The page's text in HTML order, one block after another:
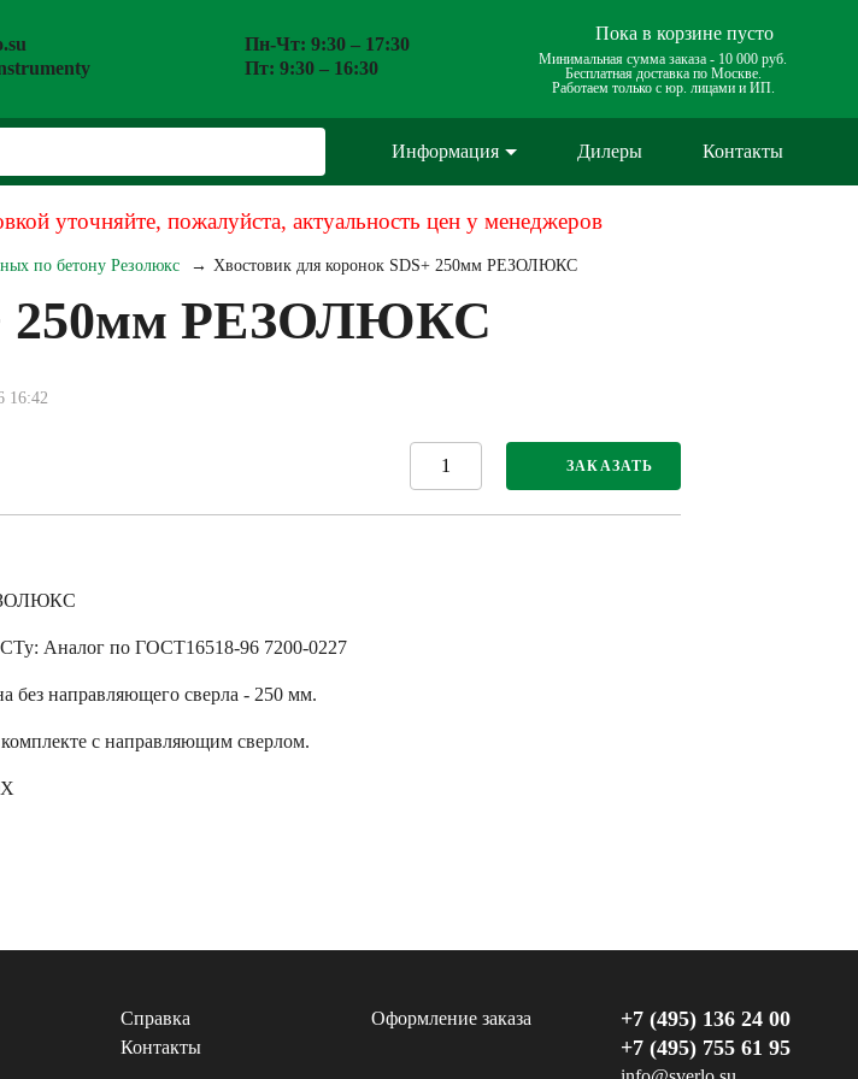
Пн-Чт: 9:30 – 17:30
Пт: 9:30 – 16:30
Пока в корзине пусто
Минимальная сумма заказа - 10 000 руб.
Бесплатная доставка по Москве.
Работаем только с юр. лицами и ИП.
Информация Дилеры Контакты
уточняйте, пожалуйста, актуальность цен у менеджеров
по бетону Резолюкс Хвостовик для коронок SDS+ 250мм РЕЗОЛЮКС
250мм РЕЗОЛЮКС
16:42
ЗАКАЗАТЬ
: Аналог по ГОСТ16518-96 7200-0227
без направляющего сверла - 250 мм.
с направляющим сверлом.
Справка
Оформление заказа
Контакты
+7 (495) 136 24 00
+7 (495) 755 61 95